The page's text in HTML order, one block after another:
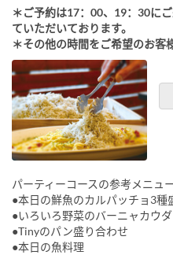
＊ご予約は17：00、19：30に
ていただいております。
＊その他の時間をご希望のお客
パーティーコースの参考メニュー
●本日の鮮魚のカルパッチョ3種
●いろいろ野菜のバーニャカウダ
●Tinyのパン盛り合わせ
●本日の魚料理